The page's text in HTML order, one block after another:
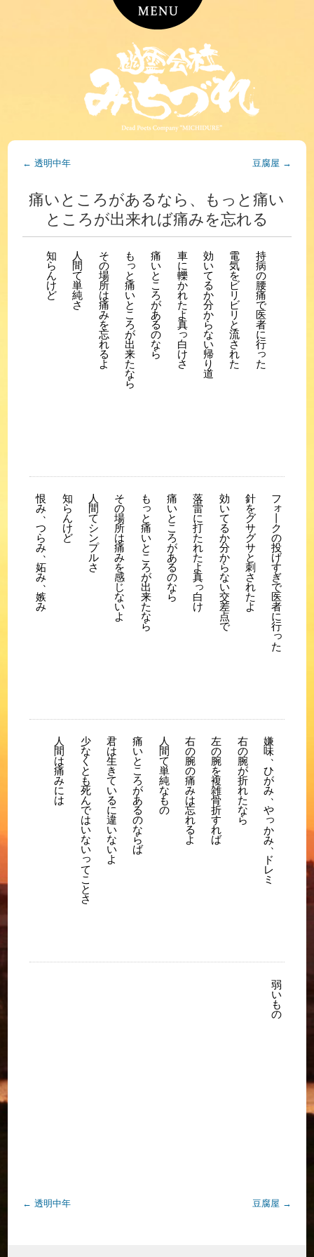
← 透明中年 豆腐屋 →
痛いところがあるなら、もっと痛い
ところが出来れば痛みを忘れる
持
病
の
腰
痛
で
医
者
に
行
っ
た
電
気
を
ビ
リ
ビ
リ
と
流
さ
れ
た
効
い
て
る
か
分
か
ら
な
い
帰
り
道
車
に
轢
か
れ
た
よ
真
っ
白
け
さ
痛
い
と
こ
ろ
が
あ
る
の
な
ら
も
っ
と
痛
い
と
こ
ろ
が
出
来
た
な
ら
そ
の
場
所
は
痛
み
を
忘
れ
る
よ
人
間
て
単
純
さ
知
ら
ん
け
ど
フ
ォ
ク
の
投
げ
す
ぎ
で
医
者
に
行
っ
た
針
を
グ
サ
グ
サ
と
刺
さ
れ
た
よ
効
い
て
る
か
分
か
ら
な
い
交
差
点
で
落
雷
に
打
た
れ
た
よ
真
っ
白
け
痛
い
と
こ
ろ
が
あ
る
の
な
ら
も
っ
と
痛
い
と
こ
ろ
が
出
来
た
な
ら
そ
の
場
所
は
痛
み
を
感
じ
な
い
よ
人
間
て
シ
ン
プ
ル
さ
知
ら
ん
け
ど
恨
み、
つ
ら
み、
妬
み、
嫉
み
嫌
味
、
ひ
が
み、
や
っ
か
み、
ド
レ
ミ
右
の
腕
が
折
れ
た
な
ら
左
の
腕
を
複
雑
骨
折
す
れ
ば
右
の
腕
の
痛
み
は
忘
れ
る
よ
人
間
て
単
純
な
も
の
痛
い
と
こ
ろ
が
あ
る
の
な
ら
ば
君
は
生
き
て
い
る
に
違
い
な
い
よ
少
な
く
と
も
死
ん
で
は
い
な
い
っ
て
こ
と
さ
人
間
は
痛
み
に
は
弱
い
も
の
← 透明中年 豆腐屋 →